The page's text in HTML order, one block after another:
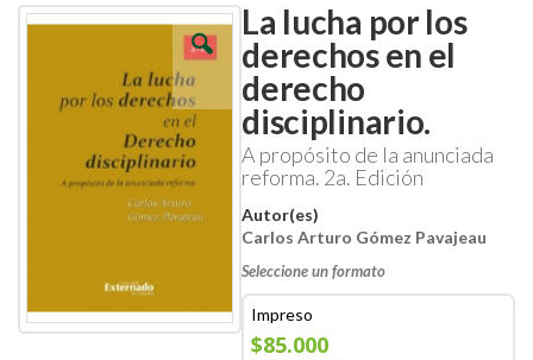
La lucha por los
derechos en el
derecho
disciplinario.
A propósito de la anunciada
reforma. 2a. Edición
Autor(es)
Carlos Arturo Gómez Pavajeau
Seleccione un formato
Impreso
$85.000
Skip
Skip